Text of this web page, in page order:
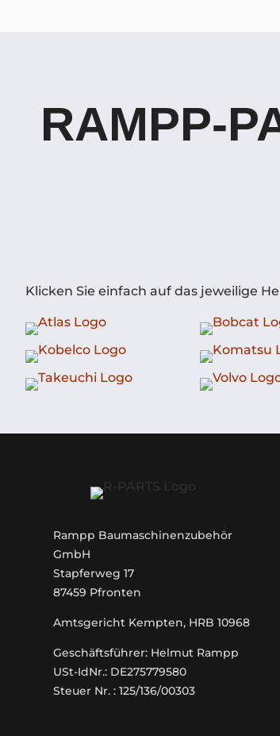
RAMPP-
Klicken Sie einfach auf das jeweilige
Rampp Baumaschinenzubehör
GmbH
Stapferweg 17
87459 Pfronten
Amtsgericht Kempten, HRB 10968
Geschäftsführer: Helmut Rampp
USt-IdNr.: DE275779580
Steuer Nr. : 125/136/00303